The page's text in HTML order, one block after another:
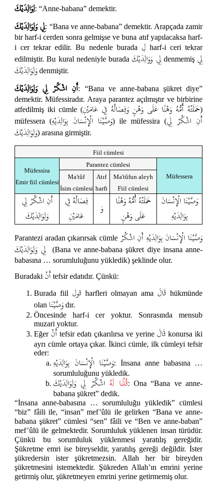
لِوَالِدَيْكَ: “Anne-babana” demektir.
لِي وَلِوَالِدَيْكَ: “Bana ve anne-babana” demektir. Arapçada zamir
bir harf-i cerden sonra gelmişse ve buna atıf yapılacaksa harf-
i cer tekrar edilir. Bu nedenle burada لِ harf-i ceri tekrar
edilmiştir. Bu kural nedeniyle buradaلِي وَوَالِدَيْكَdenmemiş لِي
وَلِوَالِدَيْكَ denmiştir.
أَنِ اشْكُرْ لِي وَلِوَالِدَيْكَ: “Bana ve anne-babana şükret diye”
demektir. Müfessiradır. Araya parantez açılmıştır ve birbirine
atfedilmiş iki cümle (حَمَلَتْهُ أُمُّهُ وَهْنًا عَلَى وَهْنٍ وَفِصَالُهُ فِي عَامَيْنِ)
müfessera (وَصَّيْنَا الْإِنْسَانَ بِوَالِدَيْهِ) ile müfessira (أَنِ اشْكُرْ لِي
وَلِوَالِدَيْكَ) arasına girmiştir.
Fiil cümlesi
Müfessira
Emir fiil cümlesi
Parantez cümlesi
Müfessera
Ma'tûf
İsim cümlesi
Atıf
harfi
Ma'tûfun aleyh
Fiil cümlesi
أَنِ اشْكُرْ لِي
وَلِوَالِدَيْكَ
فِصَالُهُ فِي
عَامَيْنِ
وَ
حَمَلَتْهُ أُمُّهُ وَهْنًا
عَلَى وَهْنٍ
وَصَّيْنَا الْإِنْسَانَ
بِوَالِدَيْهِ
Parantezi aradan çıkarırsak cümle وَصَّيْنَا الْإِنْسَانَ بِوَالِدَيْهِ أَنِ اشْكُرْ
لِي وَلِوَالِدَيْكَ (Bana ve anne-babana şükret diye insana anne-
babasına … sorumluluğunu yükledik) şeklinde olur.
Buradaki أَنْ tefsir edatıdır. Çünkü:
Burada fiil قول harfleri olmayan ama قَالَ hükmünde
olan وَصَّيْنَا dır.
Öncesinde harf-i cer yoktur. Sonrasında mensub
muzari yoktur.
Eğer أَنْ tefsir edatı çıkarılırsa ve yerine قَالَ konursa iki
ayrı cümle ortaya çıkar. İkinci cümle, ilk cümleyi tefsir
eder:
وَصَّيْنَا الْإِنْسَانَ بِوَالِدَيْهِ: İnsana anne babasına …
sorumluluğunu yükledik.
قُلْنَا لَهُاشْكُرْ لِي وَلِوَالِدَيْكَ
: Ona “Bana ve anne-
babana şükret” dedik.
“İnsana anne-babasına … sorumluluğu yükledik” cümlesi
“biz” fâili ile, “insan” mef’ûlü ile gelirken “Bana ve anne-
babana şükret” cümlesi “sen” fâili ve “Ben ve anne-baban”
mef’ûlü ile gelmektedir. Sorumluluk yüklenen insan türüdür.
Çünkü bu sorumluluk yüklenmesi yaratılış gereğidir.
Şükretme emri ise bireyseldir, yaratılış gereği değildir. İster
şükredersin ister şükretmezsin. Allah her bir bireyden
şükretmesini istemektedir. Şükreden Allah’ın emrini yerine
getirmiş olur, şükretmeyen emrini yerine getirmemiş olur.